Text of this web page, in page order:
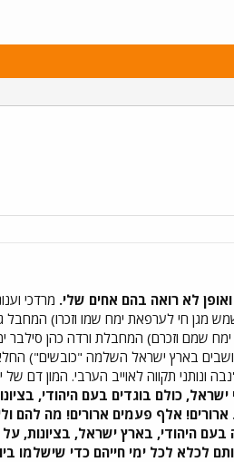
לא רואה בהם אחים שלי. מרדכי
מגן חי לערפאת ימח שמו וזכרו)
שמם וזכרם) המחבלת ורדה כהן סילבר
בארץ ישראל השלמה "כובשים")
ונותני תקווה לאוייב הערבי. המון דם
ישראל, כולם בוגדים בעם היהודי,
ארורים! אלף פעמים ארורים! מה להם
היהודי, בארץ ישראל, בציונות,
לכלא לכל ימי חייהם כדי